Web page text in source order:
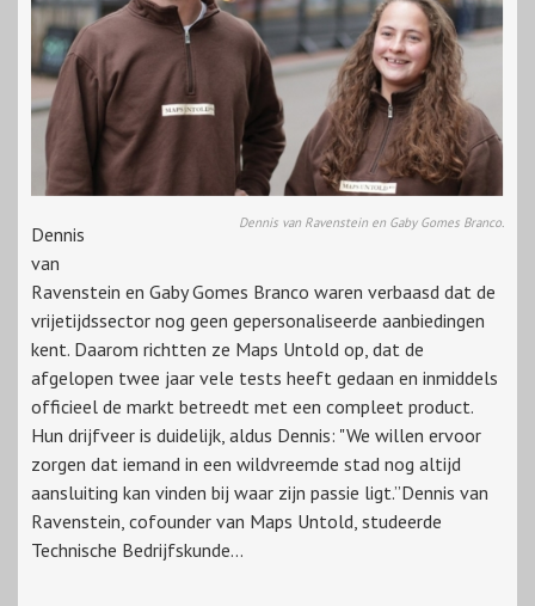
Dennis van Ravenstein en Gaby Gomes Branco.
Dennis
van
Ravenstein en Gaby Gomes Branco waren verbaasd dat de
vrijetijdssector nog geen gepersonaliseerde aanbiedingen
kent. Daarom richtten ze Maps Untold op, dat de
afgelopen twee jaar vele tests heeft gedaan en inmiddels
officieel de markt betreedt met een compleet product.
Hun drijfveer is duidelijk, aldus Dennis: "We willen ervoor
zorgen dat iemand in een wildvreemde stad nog altijd
aansluiting kan vinden bij waar zijn passie ligt.”Dennis van
Ravenstein, cofounder van Maps Untold, studeerde
Technische Bedrijfskunde...